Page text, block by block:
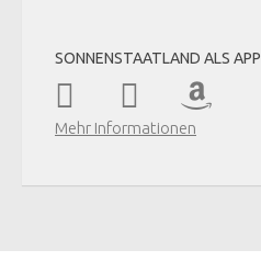
SONNENSTAATLAND ALS APP
Mehr Informationen